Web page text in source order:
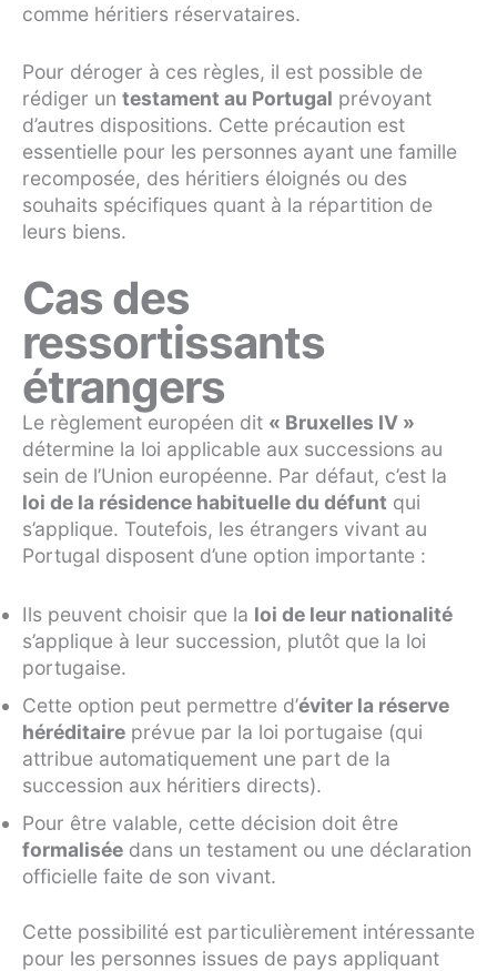
comme héritiers réservataires.
Pour déroger à ces règles, il est possible de
rédiger un testament au Portugal prévoyant
d’autres dispositions. Cette précaution est
essentielle pour les personnes ayant une famille
recomposée, des héritiers éloignés ou des
souhaits spécifiques quant à la répartition de
leurs biens.
Cas des
ressortissants
étrangers
Le règlement européen dit « Bruxelles IV »
détermine la loi applicable aux successions au
sein de l’Union européenne. Par défaut, c’est la
loi de la résidence habituelle du défunt qui
s’applique. Toutefois, les étrangers vivant au
Portugal disposent d’une option importante :
Ils peuvent choisir que la loi de leur nationalité
s’applique à leur succession, plutôt que la loi
portugaise.
Cette option peut permettre d’éviter la réserve
héréditaire prévue par la loi portugaise (qui
attribue automatiquement une part de la
succession aux héritiers directs).
Pour être valable, cette décision doit être
formalisée dans un testament ou une déclaration
officielle faite de son vivant.
Cette possibilité est particulièrement intéressante
pour les personnes issues de pays appliquant